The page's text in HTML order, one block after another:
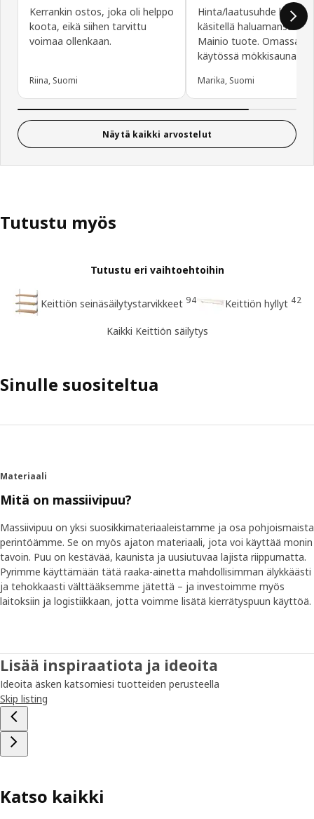
Kerrankin ostos, joka oli helppo
koota, eikä siihen tarvittu
voimaa ollenkaan.
Riina, Suomi
Hinta/laatusuhde hyvä ja
käsitellä haluamansa
Mainio tuote. Omassa
käytössä mökkisaunassa.
Marika, Suomi
Näytä kaikki arvostelut
Tutustu myös
Tutustu eri vaihtoehtoihin
Keittiön seinäsäilytystarvikkeet 94 Keittiön hyllyt 42
Kaikki Keittiön säilytys
Sinulle suositeltua
Materiaali
Mitä on massiivipuu?
Massiivipuu on yksi suosikkimateriaaleistamme ja osa pohjoismaista
perintöämme. Se on myös ajaton materiaali, jota voi käyttää monin
tavoin. Puu on kestävää, kaunista ja uusiutuvaa lajista riippumatta.
Pyrimme käyttämään tätä raaka-ainetta mahdollisimman älykkäästi
ja tehokkaasti välttääksemme jätettä – ja investoimme myös
laitoksiin ja logistiikkaan, jotta voimme lisätä kierrätyspuun käyttöä.
Lisää inspiraatiota ja ideoita
Ideoita äsken katsomiesi tuotteiden perusteella
Skip listing
Katso kaikki